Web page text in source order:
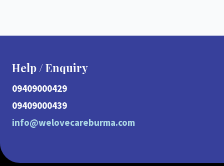
Help / Enquiry
09409000429
09409000439
info@welovecareburma.com